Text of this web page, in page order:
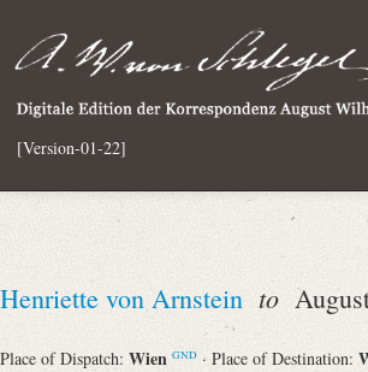
[Version-01-22]
Henriette von Arnstein to
Place of Dispatch: Wien GND · Place of Destination: